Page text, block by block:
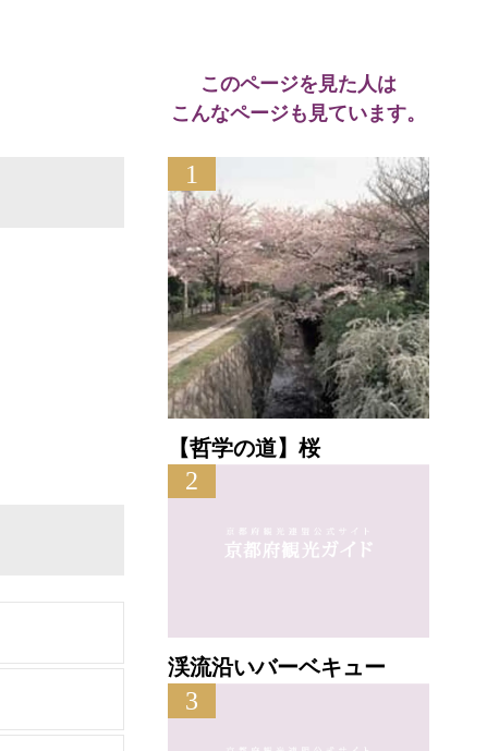
このページを見た人は
こんなページも見ています。
1
【哲学の道】桜
2
渓流沿いバーベキュー
3